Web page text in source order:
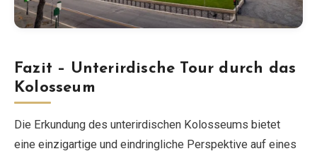
Fazit – Unterirdische Tour durch das
Kolosseum
Die Erkundung des unterirdischen Kolosseums bietet
eine einzigartige und eindringliche Perspektive auf eines